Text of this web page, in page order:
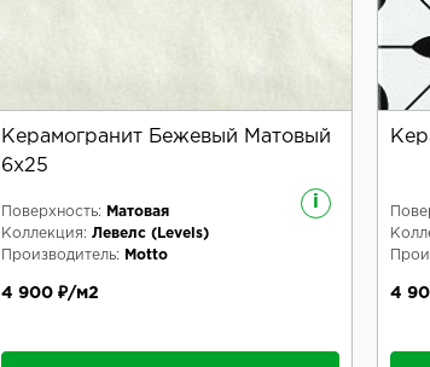
Керамогранит Бежевый Матовый
6x25
i
Поверхность:
Матовая
Коллекция: Левелс (Levels)
Производитель:
Motto
4 900 ₽/м2 4